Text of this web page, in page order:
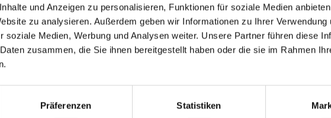
und Anzeigen zu personalisieren, Funktionen für soziale Medien
zu analysieren. Außerdem geben wir Informationen zu Ihrer Verwendung
soziale Medien, Werbung und Analysen weiter. Unsere Partner führen diese
zusammen, die Sie ihnen bereitgestellt haben oder die sie im Rahmen
Präferenzen Statistiken
maximum grip and excellent self-cleaning properties in muddy conditions. The new
(rocky, muddy terrain)
blocks